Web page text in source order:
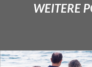
WEITERE